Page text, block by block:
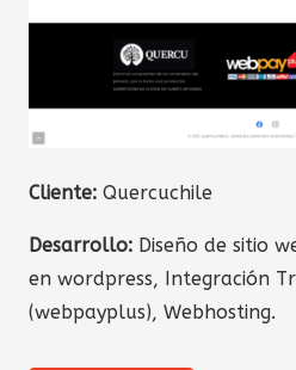
Cliente: Quercuchile
Desarrollo: Diseño de sitio
en wordpress, Integración
(webpayplus), Webhosting.